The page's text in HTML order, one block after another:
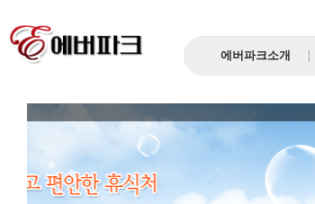
에버파크소개